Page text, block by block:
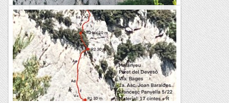
Via BAGES. PARET DEVESÓ. MALANYEU.
7/06/22. Quedem amb el Ramir i proposa anar a la via Bages
a Malanyeu, darrera via oberta. Quedem aviat abans que el
sol agafi força. A les 10 ja estem escalant, fa aire i...
Joan asín